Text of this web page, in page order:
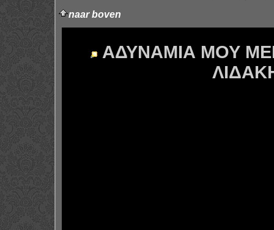
naar boven
ΑΔΥΝΑΜΙΑ ΜΟΥ